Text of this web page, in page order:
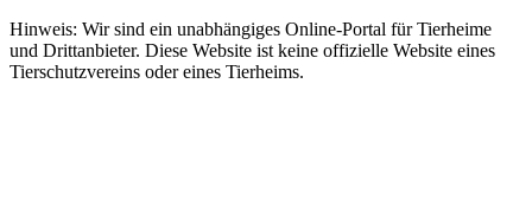
Hinweis: Wir sind ein unabhängiges Online-Portal für Tierheime
und Drittanbieter. Diese Website ist keine offizielle Website eines
Tierschutzvereins oder eines Tierheims.